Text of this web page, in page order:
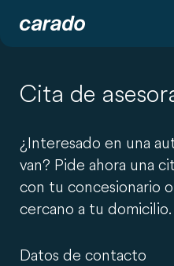
Cita de
¿Interesado en una
van? Pide ahora una
con tu concesionario
cercano a tu domicilio.
Datos de contacto